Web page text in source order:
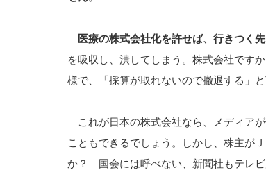
医療の株式会社化を許せば、行きつく
を吸収し、潰してしまう。株式会社です
様で、「採算が取れないので撤退する」
これが日本の株式会社なら、メディア
こともできるでしょう。しかし、株主が
か？ 国会には呼べない、新聞社もテレ